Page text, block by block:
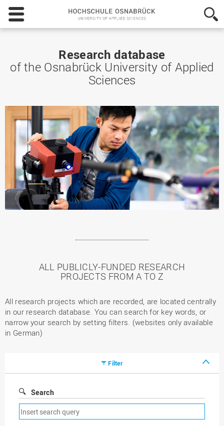
Hochschule
Osnabrück
-
Sciences
Research database
of the Osnabrück University of Applied
Sciences
ALL PUBLICLY-FUNDED RESEARCH
PROJECTS FROM A TO Z
All research projects which are recorded, are located centrally
in our research database. You can search for key words, or
narrow your search by setting filters. (websites only available
in German)
Filter
Search
Remove
search